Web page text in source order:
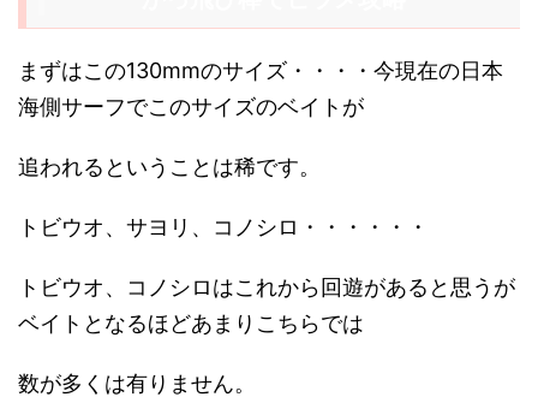
まずはこの130mmのサイズ・・・・今現在の日本
海側サーフでこのサイズのベイトが
追われるということは稀です。
トビウオ、サヨリ、コノシロ・・・・・・
トビウオ、コノシロはこれから回遊があると思うが
ベイトとなるほどあまりこちらでは
数が多くは有りません。